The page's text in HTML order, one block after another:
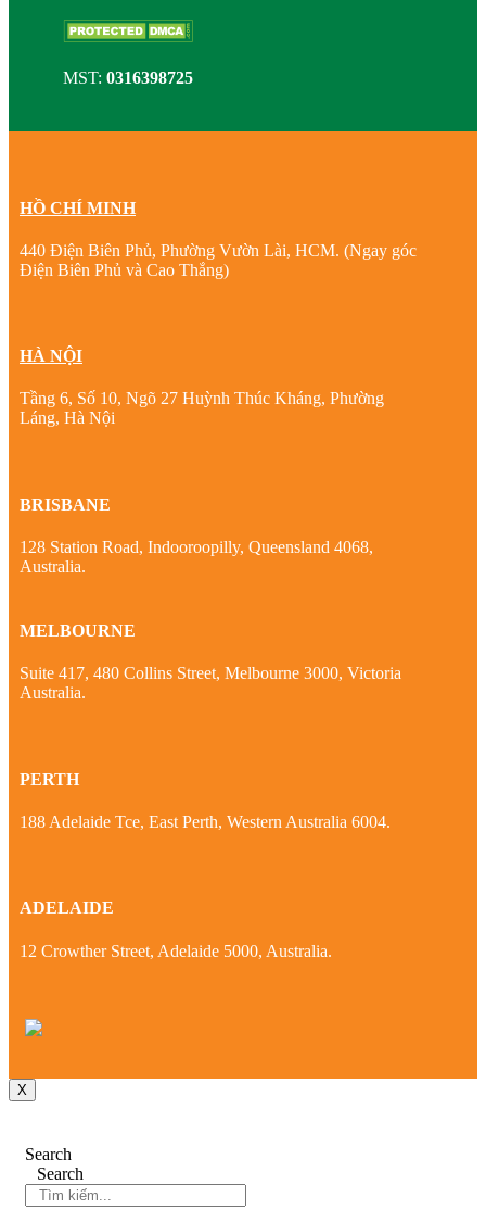
MST: 0316398725
HỒ CHÍ MINH
440 Điện Biên Phủ, Phường Vườn Lài, HCM. (Ngay góc
Điện Biên Phủ và Cao Thắng)
HÀ NỘI
Tầng 6, Số 10, Ngõ 27 Huỳnh Thúc Kháng, Phường
Láng, Hà Nội
BRISBANE
128 Station Road, Indooroopilly, Queensland 4068,
Australia.
MELBOURNE
Suite 417, 480 Collins Street, Melbourne 3000, Victoria
Australia.
PERTH
188 Adelaide Tce, East Perth, Western Australia 6004.
ADELAIDE
12 Crowther Street, Adelaide 5000, Australia.
X
Search
Search